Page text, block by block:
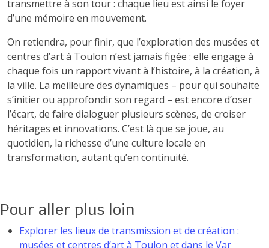
transmettre à son tour : chaque lieu est ainsi le foyer
d’une mémoire en mouvement.
On retiendra, pour finir, que l’exploration des musées et
centres d’art à Toulon n’est jamais figée : elle engage à
chaque fois un rapport vivant à l’histoire, à la création, à
la ville. La meilleure des dynamiques – pour qui souhaite
s’initier ou approfondir son regard – est encore d’oser
l’écart, de faire dialoguer plusieurs scènes, de croiser
héritages et innovations. C’est là que se joue, au
quotidien, la richesse d’une culture locale en
transformation, autant qu’en continuité.
Pour aller plus loin
Explorer les lieux de transmission et de création :
musées et centres d’art à Toulon et dans le Var